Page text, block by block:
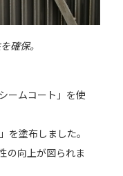
確保。
ームコート」を使
を塗布しました。
の向上が図られま